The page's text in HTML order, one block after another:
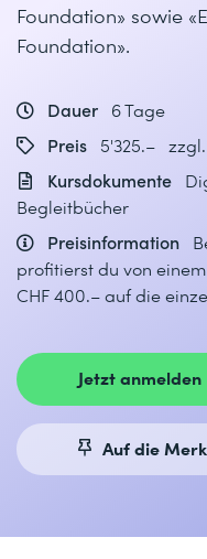
Foundation» sowie
Foundation».
Dauer
6 Tage
Preis
5'325.– zzgl.
Kursdokumente
Begleitbücher
Preisinformation
profitierst du von
CHF 400.– auf die
Jetzt anmelden
Auf die